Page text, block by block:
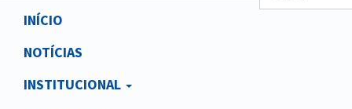
Main
navigation
INÍCIO
NOTÍCIAS
INSTITUCIONAL